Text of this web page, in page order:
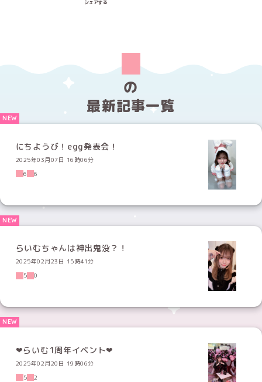
シェアする
の
最新記事一覧
にちようび！egg発表会！
2025年03月07日 16時06分
6
6
らいむちゃんは神出鬼没？！
2025年02月23日 15時41分
5
0
‪‪❤︎らいむ1周年イベント‬❤︎
2025年02月20日 19時06分
5
2